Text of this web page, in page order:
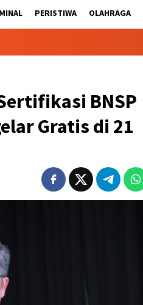
PERISTIWA OLAHRAGA
BNSP
Gratis di 21